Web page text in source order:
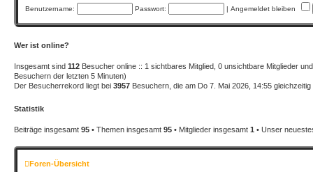
Benutzername: Passwort: | Angemeldet bleiben
Wer ist online?
Insgesamt sind 112 Besucher online :: 1 sichtbares Mitglied, 0 unsichtbare Mitglieder
Besuchern der letzten 5 Minuten)
Der Besucherrekord liegt bei 3957 Besuchern, die am Do 7. Mai 2026, 14:55
Statistik
Beiträge insgesamt 95 • Themen insgesamt 95 • Mitglieder insgesamt 1 • Unser
Foren-Übersicht